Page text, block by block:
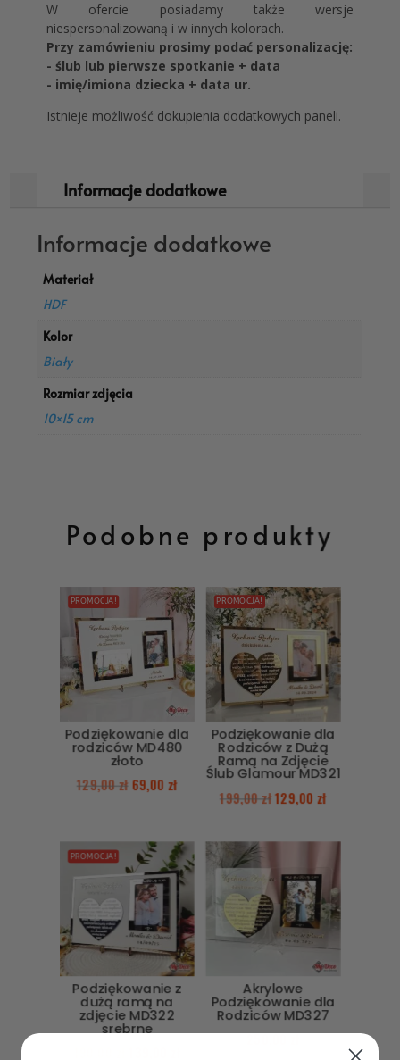
W ofercie posiadamy także wersje
niespersonalizowaną i w innych kolorach.
Przy zamówieniu prosimy podać personalizację:
- ślub lub pierwsze spotkanie + data
- imię/imiona dziecka + data ur.
Istnieje możliwość dokupienia dodatkowych paneli.
Informacje dodatkowe
Informacje dodatkowe
Materiał
HDF
Kolor
Biały
Rozmiar zdjęcia
10×15 cm
Podobne produkty
PROMOCJA!
Podziękowanie dla
rodziców MD480
złoto
129,00zł 69,00 zł
PROMOCJA!
Podziękowanie dla
Rodziców z Dużą
Ramą na Zdjęcie
Ślub Glamour MD321
199,00 zł129,00 zł
PROMOCJA!
Podziękowanie z
dużą ramą na
zdjęcie MD322
srebrne
Akrylowe
Podziękowanie dla
Rodziców MD327
250,00zł